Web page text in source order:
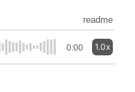
readme
0:00 1.0x